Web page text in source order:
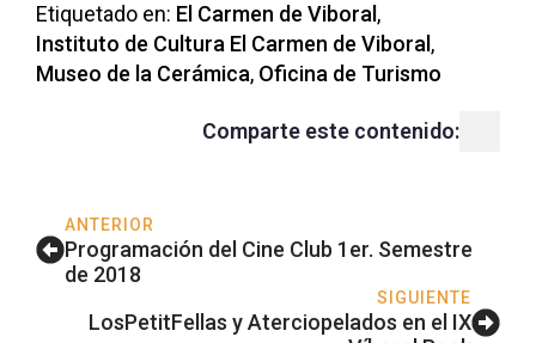
Etiquetado en: El Carmen de Viboral
Instituto de Cultura El Carmen de Viboral
Museo de la Cerámica Oficina de Turismo
Comparte este contenido:
ANTERIOR
Programación del Cine Club 1er. Semestre
de 2018
SIGUIENTE
LosPetitFellas y Aterciopelados en el IX